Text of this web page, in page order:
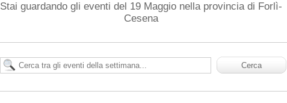
Stai guardando gli eventi del 19 Maggio nella provincia di Forlì-
Cesena